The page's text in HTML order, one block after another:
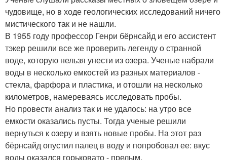
чудовище, но в ходе геологических исследований ничего
мистического так и не нашли.
В 1955 году профессор Генри бёрнсайд и его ассистент
тэкер решили все же проверить легенду о странной
воде, которую нельзя унести из озера. Ученые набрали
воды в несколько емкостей из разных материалов -
стекла, фарфора и пластика, и отошли на несколько
километров, намереваясь исследовать пробы.
Но провести анализ так и не удалось: на утро все
емкости оказались пусты. Тогда ученые решили
вернуться к озеру и взять новые пробы. На этот раз
бёрнсайд опустил палец в воду и попробовал ее: вкус
воды оказался горьковато - прелым.